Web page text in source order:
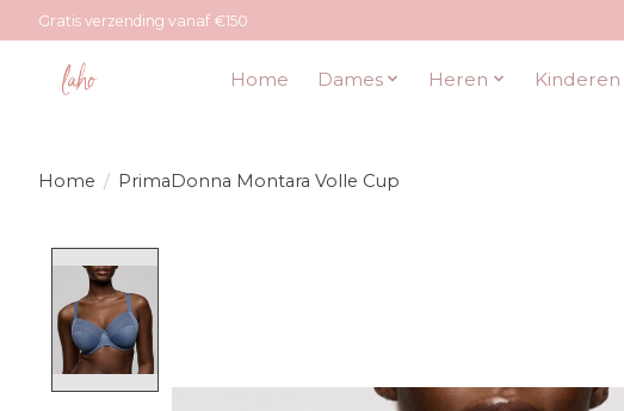
Gratis verzending vanaf €150
Home Dames Heren Kinderen
Home / PrimaDonna Montara Volle Cup